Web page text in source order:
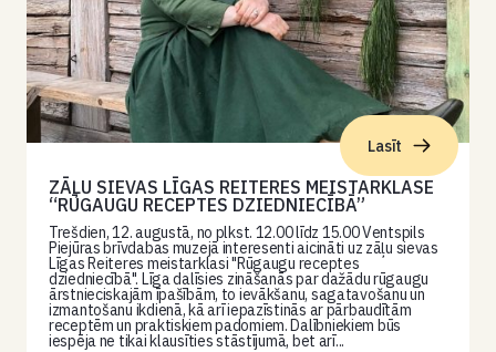
Lasīt
ZĀĻU SIEVAS LĪGAS REITERES MEISTARKLASE
“RŪGAUGU RECEPTES DZIEDNIECĪBĀ”
Trešdien, 12. augustā, no plkst. 12.00 līdz 15.00 Ventspils
Piejūras brīvdabas muzejā interesenti aicināti uz zāļu sievas
Līgas Reiteres meistarklasi "Rūgaugu receptes
dziedniecībā". Līga dalīsies zināšanās par dažādu rūgaugu
ārstnieciskajām īpašībām, to ievākšanu, sagatavošanu un
izmantošanu ikdienā, kā arī iepazīstinās ar pārbaudītām
receptēm un praktiskiem padomiem. Dalībniekiem būs
iespēja ne tikai klausīties stāstījumā, bet arī...